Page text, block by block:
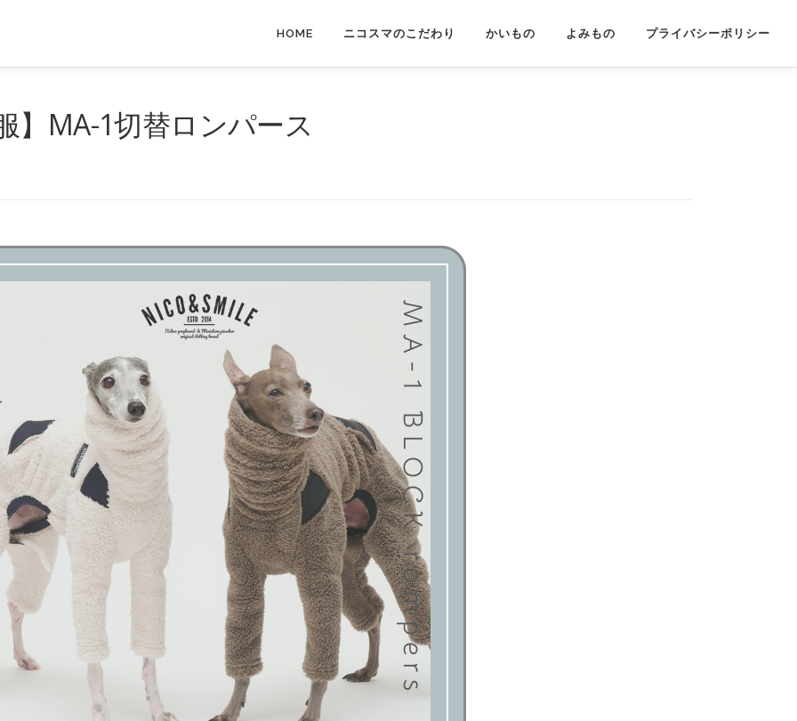
HOME ニコスマのこだわり かいもの よみもの プライバシーポリシー
】MA-1切替ロンパース